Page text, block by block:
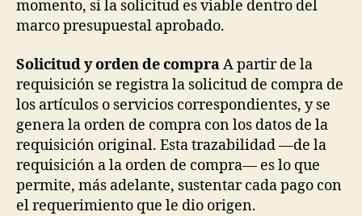
momento, si la solicitud es viable dentro del
marco presupuestal aprobado.
Solicitud y orden de compraA partir de la
requisición se registra la solicitud de compra de
los artículos o servicios correspondientes, y se
genera la orden de compra con los datos de la
requisición original. Esta trazabilidad —de la
requisición a la orden de compra— es lo que
permite, más adelante, sustentar cada pago con
el requerimiento que le dio origen.